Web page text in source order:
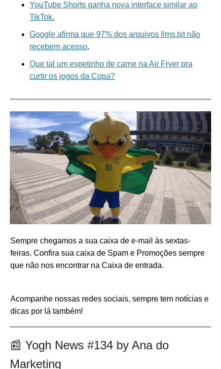
YouTube Shorts ganha nova interface similar ao
TikTok.
Google afirma que 97% dos arquivos llms.txt não
recebem acesso.
Que tal um espetinho de carne na Air Fryer pra
curtir os jogos da Copa?
Sempre chegamos a sua caixa de e-mail às sextas-
feiras. Confira sua caixa de Spam e Promoções sempre
que não nos encontrar na Caixa de entrada.
Acompanhe nossas redes sociais, sempre tem notícias e
dicas por lá também!
📰 Yogh News #134 by Ana do
Marketing